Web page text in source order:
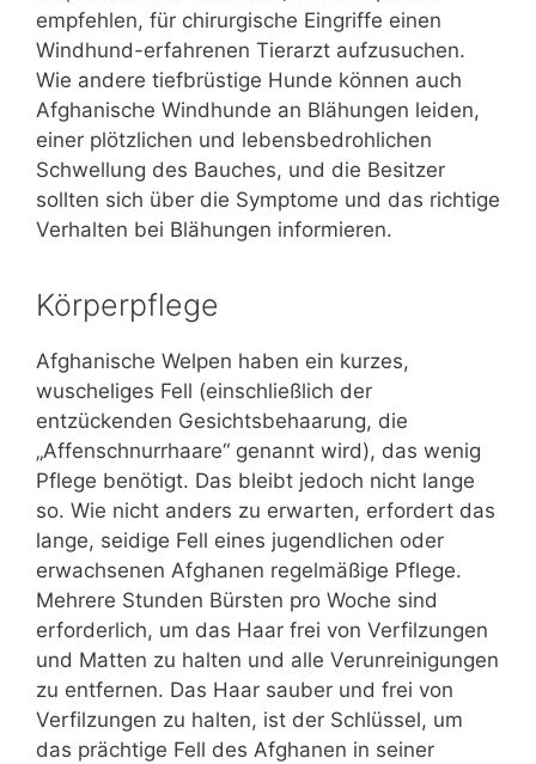
empfehlen, für chirurgische Eingriffe einen
Windhund-erfahrenen Tierarzt aufzusuchen.
Wie andere tiefbrüstige Hunde können auch
Afghanische Windhunde an Blähungen leiden,
einer plötzlichen und lebensbedrohlichen
Schwellung des Bauches, und die Besitzer
sollten sich über die Symptome und das richtige
Verhalten bei Blähungen informieren.
Körperpflege
Afghanische Welpen haben ein kurzes,
wuscheliges Fell (einschließlich der
entzückenden Gesichtsbehaarung, die
„Affenschnurrhaare“ genannt wird), das wenig
Pflege benötigt. Das bleibt jedoch nicht lange
so. Wie nicht anders zu erwarten, erfordert das
lange, seidige Fell eines jugendlichen oder
erwachsenen Afghanen regelmäßige Pflege.
Mehrere Stunden Bürsten pro Woche sind
erforderlich, um das Haar frei von Verfilzungen
und Matten zu halten und alle Verunreinigungen
zu entfernen. Das Haar sauber und frei von
Verfilzungen zu halten, ist der Schlüssel, um
das prächtige Fell des Afghanen in seiner